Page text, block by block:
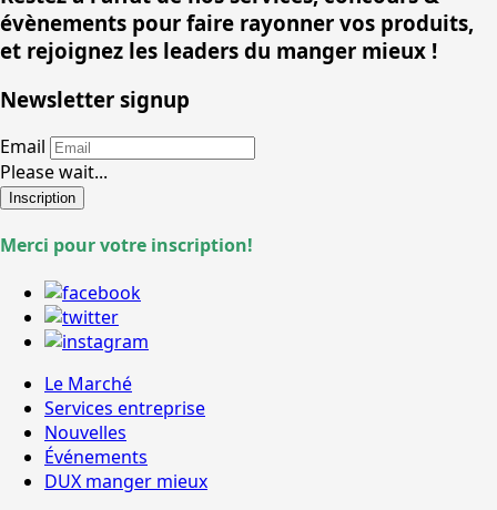
évènements pour faire rayonner vos produits,
et rejoignez les leaders du manger mieux !
Newsletter signup
Email
Please wait...
Inscription
Merci pour votre inscription!
Le Marché
Services entreprise
Nouvelles
Événements
DUX manger mieux